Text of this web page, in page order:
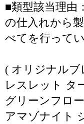
■類型該当理由
の仕入れから
べてを行ってい
( オリジナル
レスレット タ
グリーンフロ
アマゾナイト